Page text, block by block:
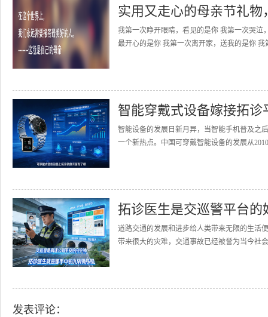
实用又走心的母亲节礼
我第一次睁开眼睛，看见的是你 我第一次哭泣
最开心的是你 我第一次离开家，送我的是你
智能穿戴式设备嫁接拓
智能设备的发展日新月异，当智能手机普及之
一个新热点。中国可穿戴智能设备的发展从
拓诊医生是交巡警平台的
道路交通的发展和进步给人类带来无限的生活
带来很大的灾难，交通事故已经被誉为当今社
发表评论：